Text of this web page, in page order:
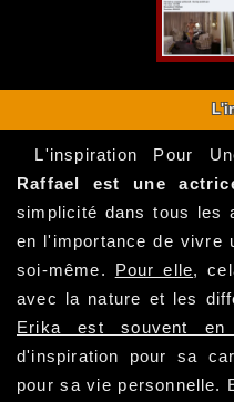
L'inspiration Pour
Raffael est une
simplicité dans tous les
en l'importance de vivre
soi-même. Pour elle,
avec la nature et les
Erika est souvent en
d'inspiration pour sa
pour sa vie personnelle.